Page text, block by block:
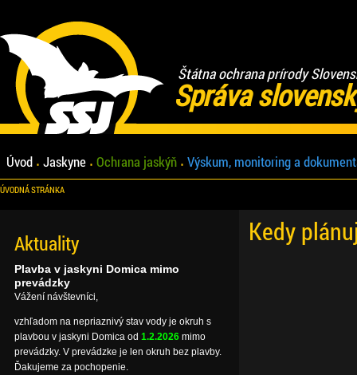
Štátna ochrana prírody
Správa
Úvod Jaskyne Ochrana jaskýň Výskum, monitoring a
ÚVODNÁ STRÁNKA
Kedy
Aktuality
Plavba v jaskyni Domica mimo
prevádzky
Vážení návštevníci,
vzhľadom na nepriaznivý stav vody je okruh s
plavbou v jaskyni Domica od 1.2.2026 mimo
prevádzky. V prevádzke je len okruh bez plavby.
Ďakujeme za pochopenie.